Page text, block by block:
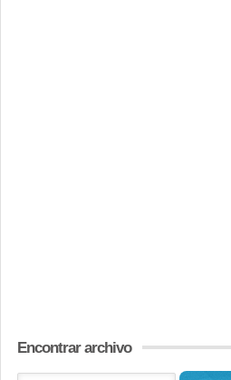
Encontrar archivo